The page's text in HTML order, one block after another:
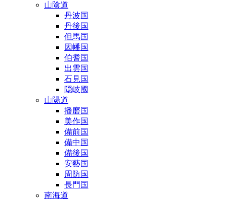
山陰道
丹波国
丹後国
但馬国
因幡国
伯耆国
出雲国
石見国
隠岐國
山陽道
播磨国
美作国
備前国
備中国
備後国
安藝国
周防国
長門国
南海道